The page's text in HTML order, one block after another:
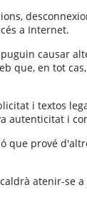
a Internet.
causar
que, en tot
i textos
autenticitat i
que prové
atenir-